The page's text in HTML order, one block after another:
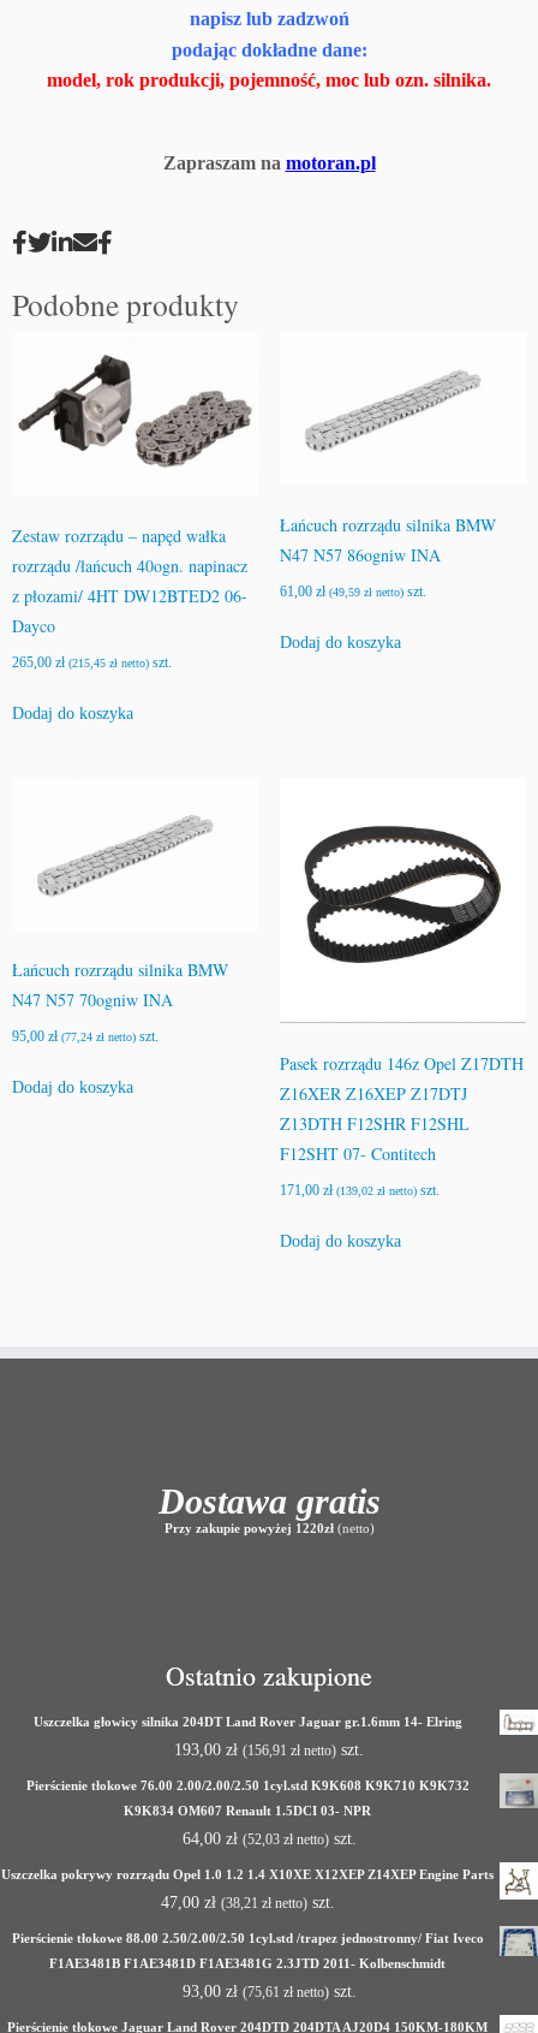
napisz lub zadzwoń
podając dokładne dane:
model, rok produkcji, pojemność, moc lub ozn. silnika.
Zapraszam na motoran.pl
Podobne produkty
Zestaw rozrządu – napęd wałka
rozrządu /łańcuch 40ogn. napinacz
z płozami/ 4HT DW12BTED2 06-
Dayco
265,00 zł (215,45 zł netto) szt.
Dodaj do koszyka
Łańcuch rozrządu silnika BMW
N47 N57 86ogniw INA
61,00 zł (49,59 złnetto)szt.
Dodaj do koszyka
Łańcuch rozrządu silnika BMW
N47 N57 70ogniw INA
95,00 zł (77,24 zł netto) szt.
Dodaj do koszyka
Pasek rozrządu 146z Opel Z17DTH
Z16XER Z16XEP Z17DTJ
Z13DTH F12SHR F12SHL
F12SHT 07- Contitech
171,00 zł (139,02 złnetto)szt.
Dodaj do koszyka
Dostawa gratis
Przy zakupie powyżej 1220zł(netto)
Ostatnio zakupione
Uszczelka głowicy silnika 204DT Land Rover Jaguar gr.1.6mm 14- Elring
193,00 zł (156,91 zł netto) szt.
Pierścienie tłokowe 76.00 2.00/2.00/2.50 1cyl.std K9K608 K9K710 K9K732
K9K834 OM607 Renault 1.5DCI 03- NPR
64,00 zł (52,03 złnetto)szt.
Uszczelka pokrywy rozrządu Opel 1.0 1.2 1.4 X10XE X12XEP Z14XEP Engine Parts
47,00 zł (38,21 złnetto)szt.
Pierścienie tłokowe 88.00 2.50/2.00/2.50 1cyl.std /trapez jednostronny/ Fiat Iveco
F1AE3481B F1AE3481D F1AE3481G 2.3JTD 2011- Kolbenschmidt
93,00 zł (75,61 złnetto)szt.
Pierścienie tłokowe Jaguar Land Rover 204DTD 204DTA AJ20D4 150KM-180KM